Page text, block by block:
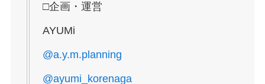
□企画・運営
AYUMi
@a.y.m.planning
@ayumi_korenaga